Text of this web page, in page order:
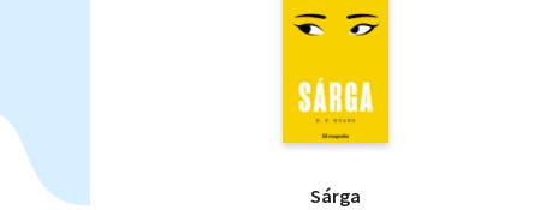
Sárga